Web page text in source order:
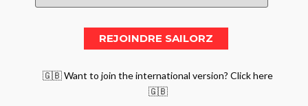
🇬🇧 Want to join the international version? Click here
🇬🇧